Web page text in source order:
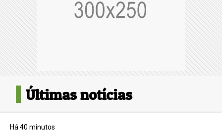
Últimas notícias
Há 40 minutos